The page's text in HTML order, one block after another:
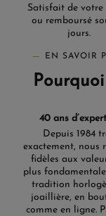
Satisfait de votre
ou remboursé
jours.
EN SAVOIR
40 ans
Depuis 1984
exactement, nous
fidèles aux
plus
tradition
joaillière, en
comme en ligne.